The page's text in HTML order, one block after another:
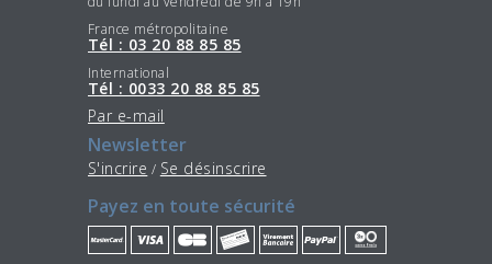
France métropolitaine
Tél : 03 20 88 85 85
International
Tél : 0033 20 88 85 85
Par e-mail
Newsletter
S'incrire / Se désinscrire
Payez en toute sécurité